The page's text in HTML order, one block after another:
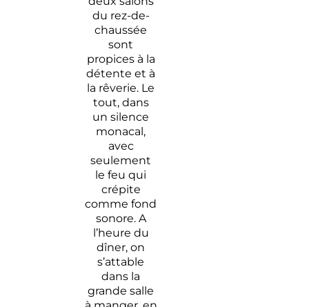
du rez-de-
chaussée
sont
propices à la
détente et à
la rêverie. Le
tout, dans
un silence
monacal,
avec
seulement
le feu qui
crépite
comme fond
sonore. A
l’heure du
dîner, on
s’attable
dans la
grande salle